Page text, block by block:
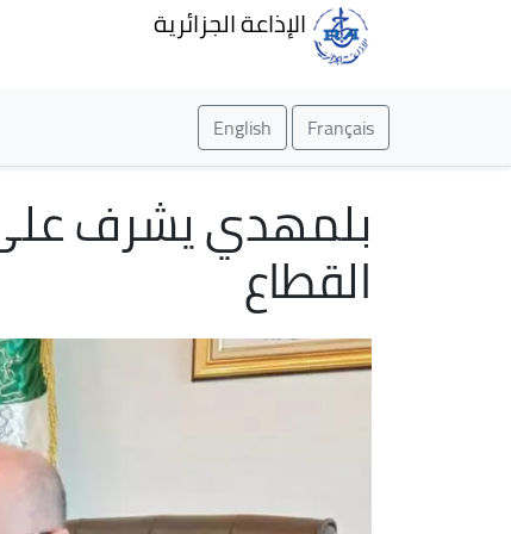
الإذاعة الجزائرية
Français
English
بلمهدي يشرف
القطاع